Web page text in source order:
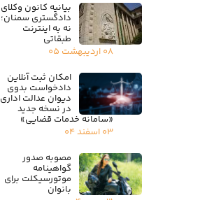
بیانیه کانون وکلای
دادگستری سمنان؛
نه به اینترنت
طبقاتی
۰۸ اردیبهشت ۰۵
امکان ثبت آنلاین
دادخواست بدوی
دیوان عدالت اداری
در نسخه جدید
«سامانه خدمات قضایی»
۰۳ اسفند ۰۴
مصوبه صدور
گواهینامه
موتورسیکلت برای
بانوان